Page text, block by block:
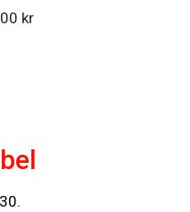
kr